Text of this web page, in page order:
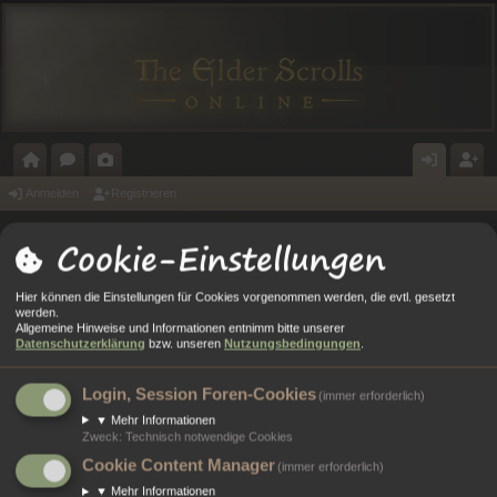
O
T
A
L
E
N
A
E
RI
E
L
Anmelden Registrieren
Portal Foren
Anmelden
Passwort:
Ich habe mein Passwort vergessen
Cookie-Einstellungen
Hier können die Einstellungen für Cookies vorgenommen werden, die evtl. gesetzt
werden.
Allgemeine Hinweise und Informationen entnimm bitte unserer
Datenschutzerklärung bzw. unseren Nutzungsbedingungen
Login, Session Foren-Cookies(immer erforderlich)
▼ Mehr Informationen
Zweck: Technisch notwendige Cookies
Cookie Content Manager(immer erforderlich)
▼ Mehr Informationen